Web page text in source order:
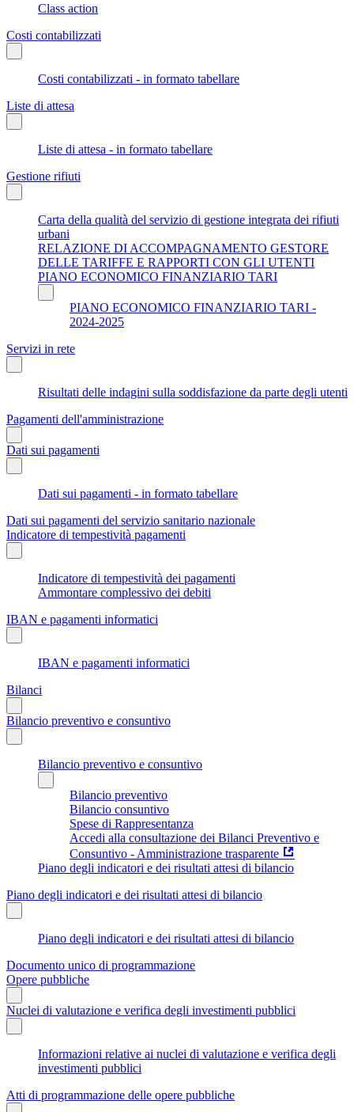
Class action
Costi contabilizzati
Costi contabilizzati - in formato tabellare
Liste di attesa
Liste di attesa - in formato tabellare
Gestione rifiuti
Carta della qualità del servizio di gestione integrata dei rifiuti
urbani
RELAZIONE DI ACCOMPAGNAMENTO GESTORE
DELLE TARIFFE E RAPPORTI CON GLI UTENTI
PIANO ECONOMICO FINANZIARIO TARI
PIANO ECONOMICO FINANZIARIO TARI -
2024-2025
Servizi in rete
Risultati delle indagini sulla soddisfazione da parte degli utenti
Pagamenti dell'amministrazione
Dati sui pagamenti
Dati sui pagamenti - in formato tabellare
Dati sui pagamenti del servizio sanitario nazionale
Indicatore di tempestività pagamenti
Indicatore di tempestività dei pagamenti
Ammontare complessivo dei debiti
IBAN e pagamenti informatici
IBAN e pagamenti informatici
Bilanci
Bilancio preventivo e consuntivo
Bilancio preventivo e consuntivo
Bilancio preventivo
Bilancio consuntivo
Spese di Rappresentanza
Accedi alla consultazione dei Bilanci Preventivo e
Consuntivo - Amministrazione trasparente
Piano degli indicatori e dei risultati attesi di bilancio
Piano degli indicatori e dei risultati attesi di bilancio
Piano degli indicatori e dei risultati attesi di bilancio
Documento unico di programmazione
Opere pubbliche
Nuclei di valutazione e verifica degli investimenti pubblici
Informazioni relative ai nuclei di valutazione e verifica degli
investimenti pubblici
Atti di programmazione delle opere pubbliche